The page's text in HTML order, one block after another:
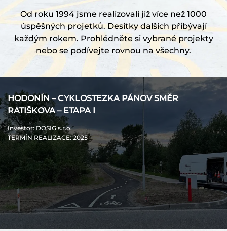
Od roku 1994 jsme realizovali již více než 1000
úspěšných projetků. Desítky dalších přibývají
každým rokem. Prohlédněte si vybrané projekty
nebo se podívejte rovnou na všechny.
HODONÍN – CYKLOSTEZKA PÁNOV SMĚR
RATIŠKOVA – ETAPA I
Investor: DOSIG s.r.o.
TERMÍN REALIZACE: 2025